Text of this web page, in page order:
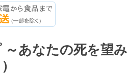
～あなたの死を望